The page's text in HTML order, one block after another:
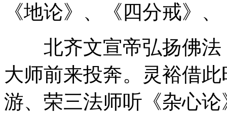
《地论》、《四分戒》
北齐文宣帝弘扬佛法
大师前来投奔。灵裕借
游、荣三法师听《杂心